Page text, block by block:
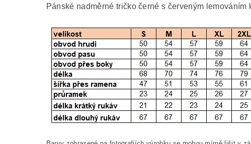
Pánské nadměrné tričko černé s červeným